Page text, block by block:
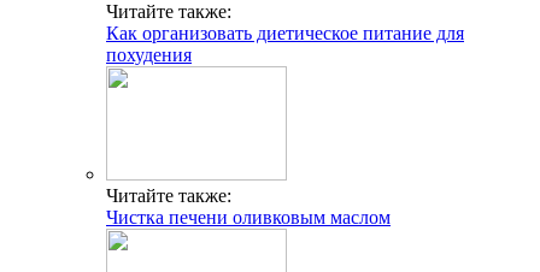
Читайте также:
Как организовать диетическое питание для
похудения
Читайте также:
Чистка печени оливковым маслом